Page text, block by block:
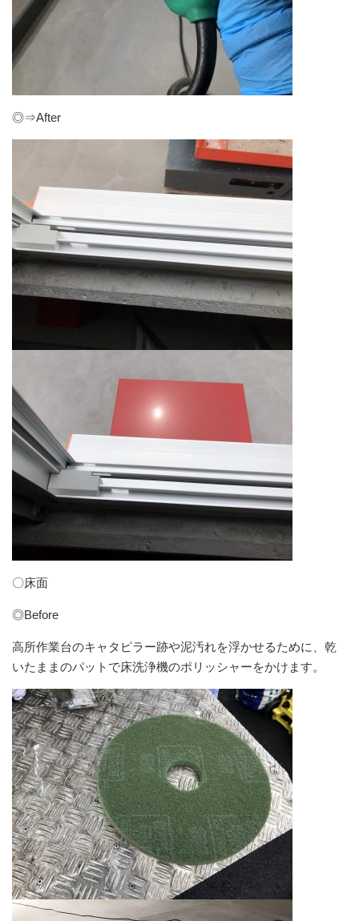
◎⇒After
〇床面
◎Before
高所作業台のキャタピラー跡や泥汚れを浮かせるために、乾
いたままのパットで床洗浄機のポリッシャーをかけます。